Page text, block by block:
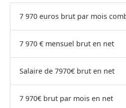
7 970 euros brut par mois
7 970 € mensuel brut en net
Salaire de 7970€ brut en net
7 970€ brut par mois en net